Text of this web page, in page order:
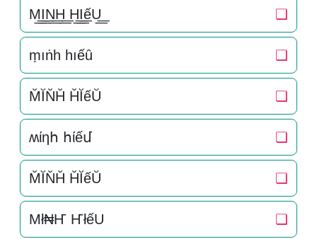
M͟͟I͟͟N͟͟H͟͟ H͟͟I͟͟ếU͟͟ ❏
ṃıṅһ һıếȗ ❏
M̆ĬN̆H̆ H̆ĬếŬ ❏
ʍίηհ հίếմ ❏
M̆ĬN̆H̆ H̆ĬếŬ ❏
Mł₦Ҥ ҤłếU ❏